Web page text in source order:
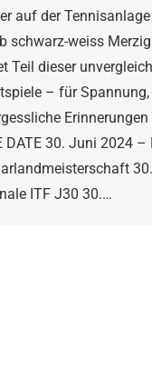
auf der
schwarz-weiss
Teil dieser
– für
DATE 30. Juni 2024 –
ITF J30 30.…